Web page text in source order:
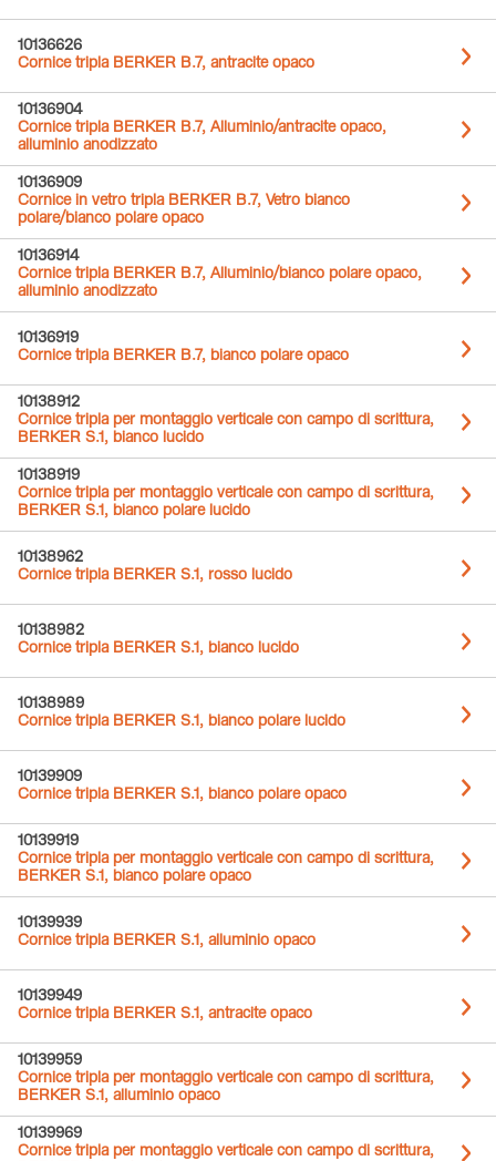
10136626
Cornice tripla BERKER B.7, antracite opaco
10136904
Cornice tripla BERKER B.7, Alluminio/antracite opaco,
alluminio anodizzato
10136909
Cornice in vetro tripla BERKER B.7, Vetro bianco
polare/bianco polare opaco
10136914
Cornice tripla BERKER B.7, Alluminio/bianco polare opaco,
alluminio anodizzato
10136919
Cornice tripla BERKER B.7, bianco polare opaco
10138912
Cornice tripla per montaggio verticale con campo di scrittura,
BERKER S.1, bianco lucido
10138919
Cornice tripla per montaggio verticale con campo di scrittura,
BERKER S.1, bianco polare lucido
10138962
Cornice tripla BERKER S.1, rosso lucido
10138982
Cornice tripla BERKER S.1, bianco lucido
10138989
Cornice tripla BERKER S.1, bianco polare lucido
10139909
Cornice tripla BERKER S.1, bianco polare opaco
10139919
Cornice tripla per montaggio verticale con campo di scrittura,
BERKER S.1, bianco polare opaco
10139939
Cornice tripla BERKER S.1, alluminio opaco
10139949
Cornice tripla BERKER S.1, antracite opaco
10139959
Cornice tripla per montaggio verticale con campo di scrittura,
BERKER S.1, alluminio opaco
10139969
Cornice tripla per montaggio verticale con campo di scrittura,